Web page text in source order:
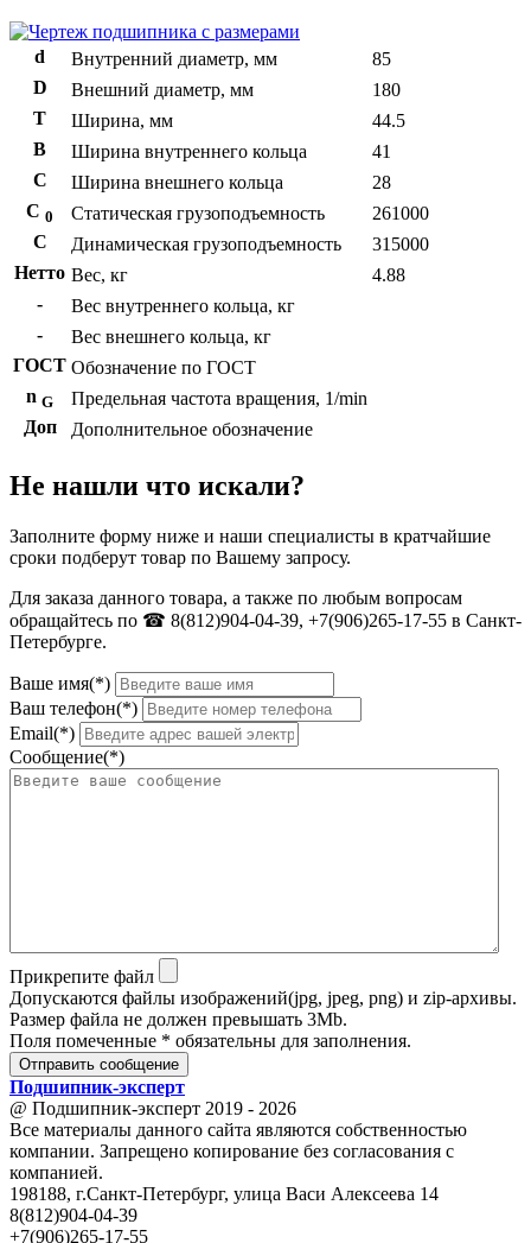
d Внутренний диаметр, мм
85
D
Внешний диаметр, мм
180
T
Ширина, мм
44.5
B
Ширина внутреннего кольца
41
С
Ширина внешнего кольца
28
С 0 Статическая грузоподъемность
261000
C
Динамическая грузоподъемность
315000
Нетто Вес, кг
4.88
-
Вес внутреннего кольца, кг
-
Вес внешнего кольца, кг
ГОСТ Обозначение по ГОСТ
n G
Предельная частота вращения, 1/min
Доп
Дополнительное обозначение
Не нашли что искали?
Заполните форму ниже и наши специалисты в кратчайшие
сроки подберут товар по Вашему запросу.
Для заказа данного товара, а также по любым вопросам
обращайтесь по ☎ 8(812)904-04-39, +7(906)265-17-55 в Санкт-
Петербурге.
Ваше имя(*)
Ваш телефон(*)
Email(*)
Сообщение(*)
Прикрепите файл
Допускаются файлы изображений(jpg, jpeg, png) и zip-архивы.
Размер файла не должен превышать 3Mb.
Поля помеченные * обязательны для заполнения.
Отправить сообщение
Подшипник-эксперт
@ Подшипник-эксперт 2019 - 2026
Все материалы данного сайта являются собственностью
компании. Запрещено копирование без согласования с
компанией.
198188, г.Санкт-Петербург, улица Васи Алексеева 14
8(812)904-04-39
+7(906)265-17-55